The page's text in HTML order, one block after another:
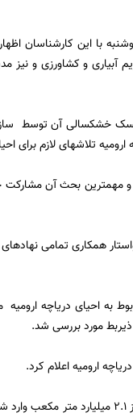
با این کارشناسان
آبیاری و کشاورزی و نیز
ریسک خشکسالی آن
تلاشهای لازم برای
مهمترین بحث آن مشارکت
همکاری تمامی
به احیای دریاچه ارومیه
مورد بررسی شد.
ارومیه اعلام کرد.
در سال آبی 92-91 میزان آب ورودی به دریاچه ارومیه از طریق